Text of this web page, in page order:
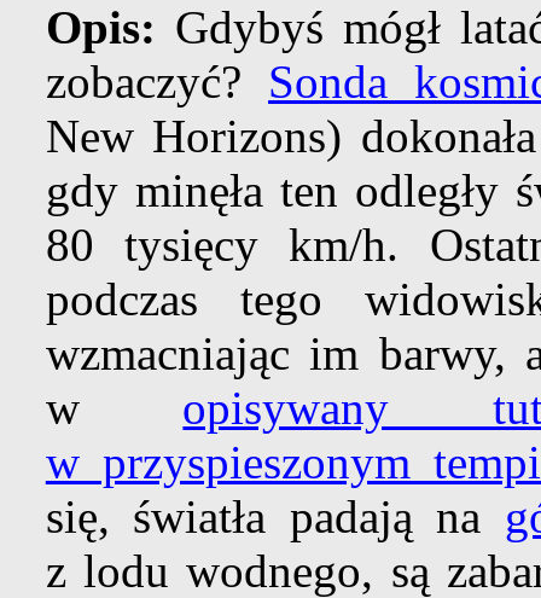
Opis: Gdybyś mógł
zobaczyć? Sonda
New Horizons)
gdy minęła ten odległy
80 tysięcy km/h.
podczas tego
wzmacniając im barwy,
w opisywany
w przyspieszonym
się, światła padają na
z lodu wodnego, są